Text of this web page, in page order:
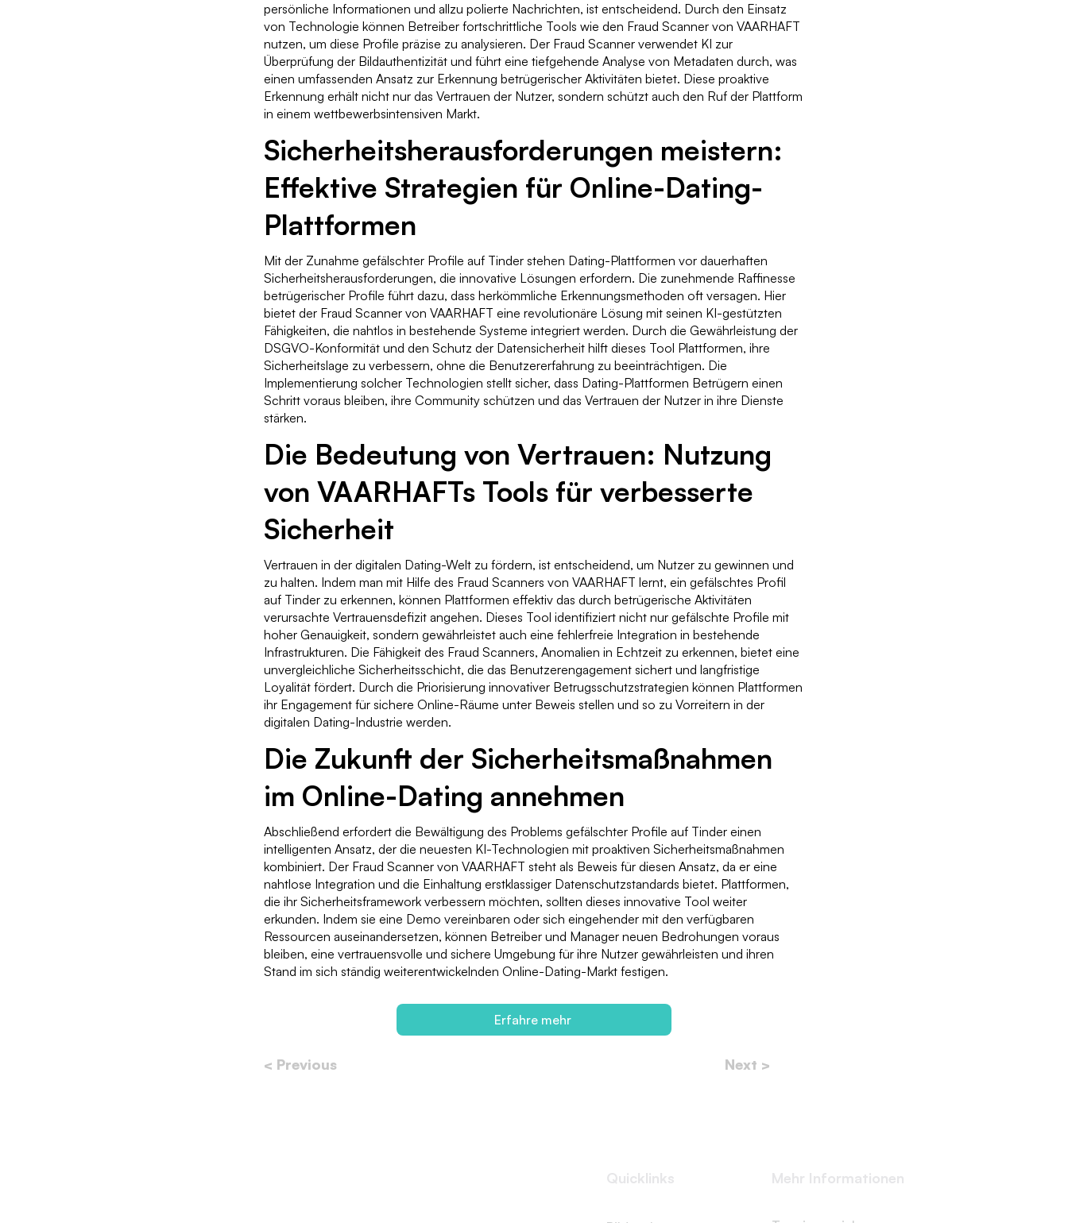
persönliche Informationen und allzu polierte Nachrichten, ist entscheidend. Durch den Einsatz
von Technologie können Betreiber fortschrittliche Tools wie den Fraud Scanner von VAARHAFT
nutzen, um diese Profile präzise zu analysieren. Der Fraud Scanner verwendet KI zur
Überprüfung der Bildauthentizität und führt eine tiefgehende Analyse von Metadaten durch, was
einen umfassenden Ansatz zur Erkennung betrügerischer Aktivitäten bietet. Diese proaktive
Erkennung erhält nicht nur das Vertrauen der Nutzer, sondern schützt auch den Ruf der Plattform
in einem wettbewerbsintensiven Markt.
Sicherheitsherausforderungen meistern:
Effektive Strategien für Online-Dating-
Plattformen
Mit der Zunahme gefälschter Profile auf Tinder stehen Dating-Plattformen vor dauerhaften
Sicherheitsherausforderungen, die innovative Lösungen erfordern. Die zunehmende Raffinesse
betrügerischer Profile führt dazu, dass herkömmliche Erkennungsmethoden oft versagen. Hier
bietet der Fraud Scanner von VAARHAFT eine revolutionäre Lösung mit seinen KI-gestützten
Fähigkeiten, die nahtlos in bestehende Systeme integriert werden. Durch die Gewährleistung der
DSGVO-Konformität und den Schutz der Datensicherheit hilft dieses Tool Plattformen, ihre
Sicherheitslage zu verbessern, ohne die Benutzererfahrung zu beeinträchtigen. Die
Implementierung solcher Technologien stellt sicher, dass Dating-Plattformen Betrügern einen
Schritt voraus bleiben, ihre Community schützen und das Vertrauen der Nutzer in ihre Dienste
stärken.
Die Bedeutung von Vertrauen: Nutzung
von VAARHAFTs Tools für verbesserte
Sicherheit
Vertrauen in der digitalen Dating-Welt zu fördern, ist entscheidend, um Nutzer zu gewinnen und
zu halten. Indem man mit Hilfe des Fraud Scanners von VAARHAFT lernt, ein gefälschtes Profil
auf Tinder zu erkennen, können Plattformen effektiv das durch betrügerische Aktivitäten
verursachte Vertrauensdefizit angehen. Dieses Tool identifiziert nicht nur gefälschte Profile mit
hoher Genauigkeit, sondern gewährleistet auch eine fehlerfreie Integration in bestehende
Infrastrukturen. Die Fähigkeit des Fraud Scanners, Anomalien in Echtzeit zu erkennen, bietet eine
unvergleichliche Sicherheitsschicht, die das Benutzerengagement sichert und langfristige
Loyalität fördert. Durch die Priorisierung innovativer Betrugsschutzstrategien können Plattformen
ihr Engagement für sichere Online-Räume unter Beweis stellen und so zu Vorreitern in der
digitalen Dating-Industrie werden.
Die Zukunft der Sicherheitsmaßnahmen
im Online-Dating annehmen
Abschließend erfordert die Bewältigung des Problems gefälschter Profile auf Tinder einen
intelligenten Ansatz, der die neuesten KI-Technologien mit proaktiven Sicherheitsmaßnahmen
kombiniert. Der Fraud Scanner von VAARHAFT steht als Beweis für diesen Ansatz, da er eine
nahtlose Integration und die Einhaltung erstklassiger Datenschutzstandards bietet. Plattformen,
die ihr Sicherheitsframework verbessern möchten, sollten dieses innovative Tool weiter
erkunden. Indem sie eine Demo vereinbaren oder sich eingehender mit den verfügbaren
Ressourcen auseinandersetzen, können Betreiber und Manager neuen Bedrohungen voraus
bleiben, eine vertrauensvolle und sichere Umgebung für ihre Nutzer gewährleisten und ihren
Stand im sich ständig weiterentwickelnden Online-Dating-Markt festigen.
Erfahre mehr
< Previous Next >
Quicklinks Mehr Informationen